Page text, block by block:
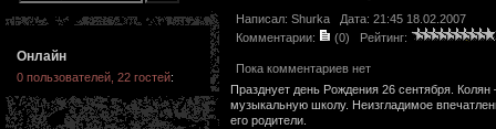
Онлайн
0 пользователей, 22 гостей:
Написал: Shurka Дата: 21:45 18.02.2007
Комментарии:
(0) Рейтинг:
Пока комментариев нет
Празднует день Рождения 26 сентября.
музыкальную школу. Неизгладимое
его родители.